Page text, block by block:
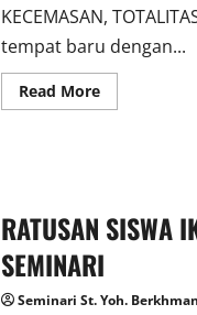
KECEMASAN,
tempat baru dengan...
Read MoreRead
more
RATUSAN SISWA
SEMINARI
Seminari St. Yoh.